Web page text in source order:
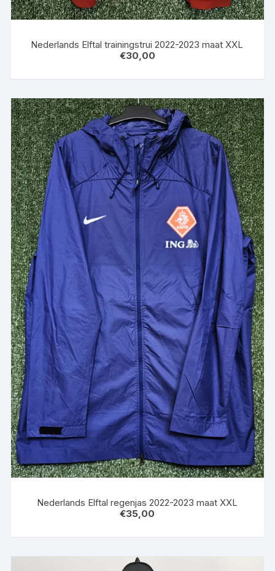
Nederlands Elftal trainingstrui 2022-2023 maat XXL
€30,00
Nederlands Elftal regenjas 2022-2023 maat XXL
€35,00